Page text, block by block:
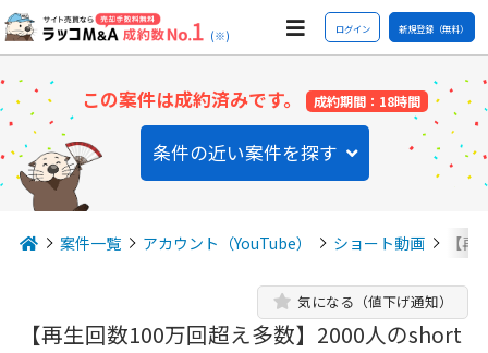
(※) ログイン 新規登録（無料）
この案件は成約済みです。 成約期間：18時間
条件の近い案件を探す
案件一覧 アカウント（YouTube） ショート動画 【
【再生回数100万回超え多数】2000人のshort
気になる（値下げ通知）